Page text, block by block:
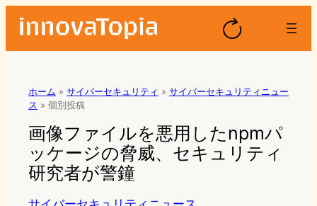
ホーム » サイバーセキュリティ » サイバーセキュリティニュー
ス » 個別投稿
画像ファイルを悪用したnpmパ
ッケージの脅威、セキュリティ
研究者が警鐘